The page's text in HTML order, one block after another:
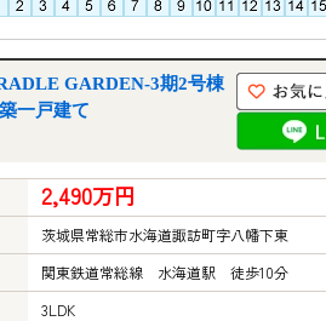
GARDEN-3期2号棟
一戸建て
2,490万円
茨城県常総市水海道諏訪町字八幡下東
関東鉄道常総線 水海道駅 徒歩10分
3LDK